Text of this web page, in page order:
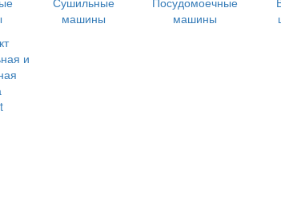
и
машины
машины